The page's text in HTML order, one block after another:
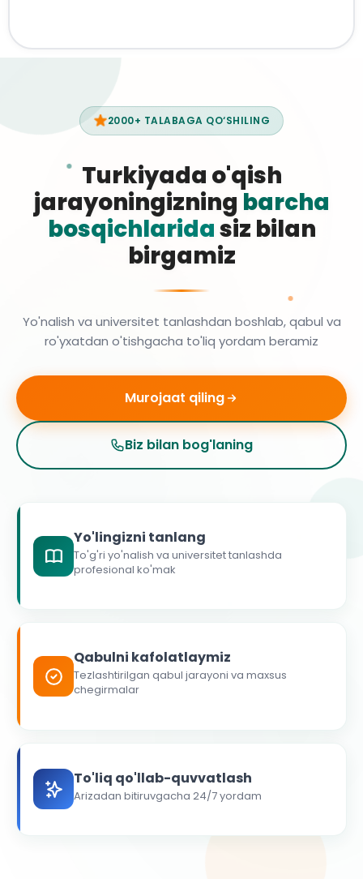
2000+ TALABAGA QO‘SHILING
Turkiyada o'qish
jarayoningizning barcha
bosqichlaridasiz bilan
birgamiz
Yo'nalish va universitet tanlashdan boshlab, qabul va
ro'yxatdan o'tishgacha to'liq yordam beramiz
Murojaat qiling
Biz bilan bog'laning
Yo'lingizni tanlang
To'g'ri yo'nalish va universitet tanlashda
profesional ko'mak
Qabulni kafolatlaymiz
Tezlashtirilgan qabul jarayoni va maxsus
chegirmalar
To'liq qo'llab-quvvatlash
Arizadan bitiruvgacha 24/7 yordam